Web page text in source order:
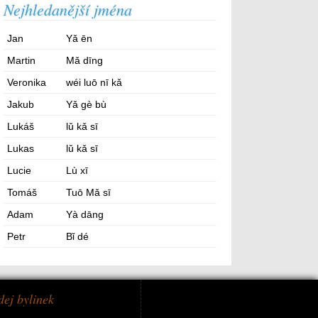
Nejhledanější jména
Jan
Yǎ ēn
Martin
Mǎ dīng
Veronika
wéi luō nī kǎ
Jakub
Yǎ gè bù
Lukáš
lǔ kǎ sī
Lukas
lǔ kǎ sī
Lucie
Lù xī
Tomáš
Tuō Mǎ sī
Adam
Yà dāng
Petr
Bǐ dé
bylinek